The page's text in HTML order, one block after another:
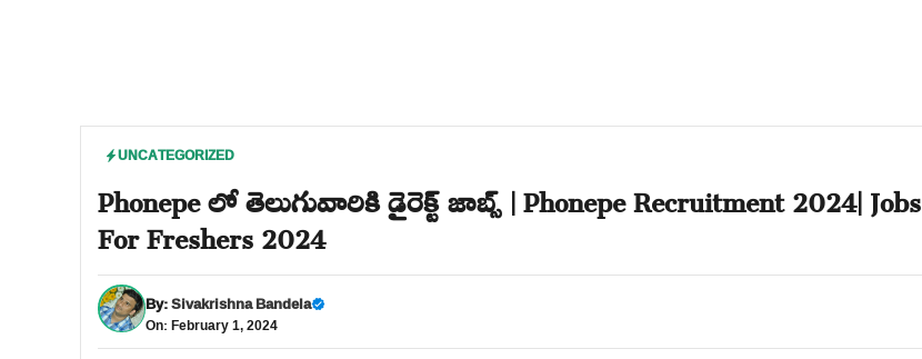
UNCATEGORIZED
Phonepe లో తెలుగువారికి డైరెక్ట్ జాబ్స్ | Phonepe Recruitment 2024| Jobs
For Freshers 2024
By:Sivakrishna Bandela
On: February 1, 2024